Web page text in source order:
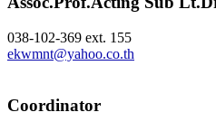
038-102-369 ext. 155
ekwmnt@yahoo.co.th
Coordinator